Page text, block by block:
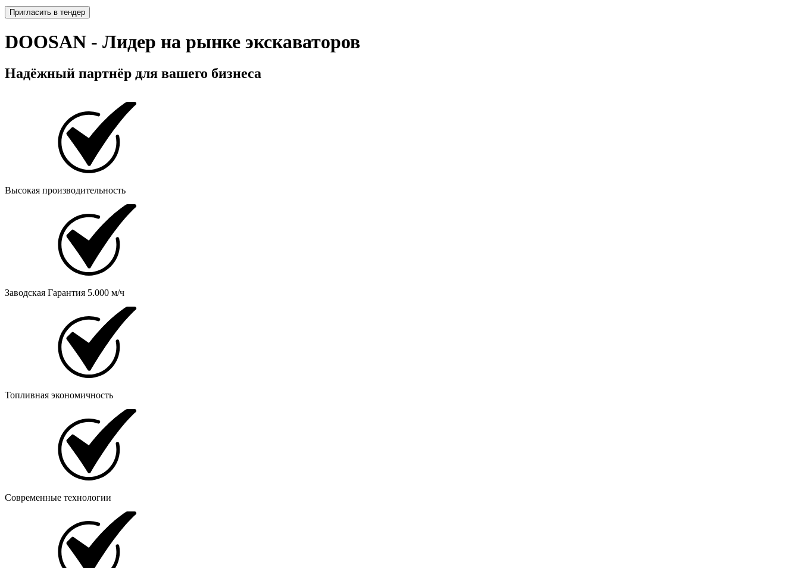
Пригласить в тендер
DOOSAN - Лидер на рынке экскаваторов
Надёжный партнёр для вашего бизнеса
Высокая производительность
Заводская Гарантия 5.000 м/ч
Топливная экономичность
Современные технологии